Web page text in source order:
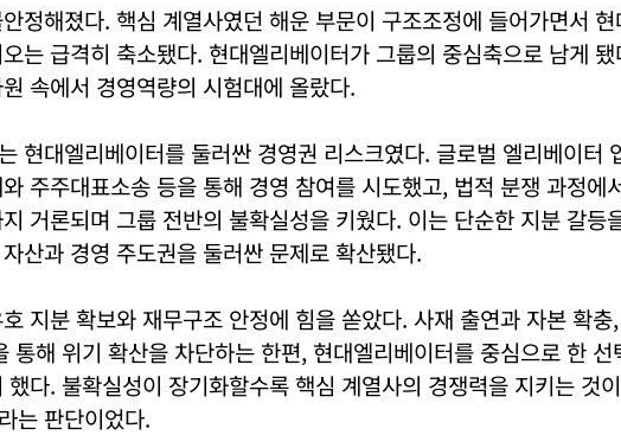
정해졌다. 핵심 계열사였던 해운 부문이 구조조정에 들어가면서
는 급격히 축소됐다. 현대엘리베이터가 그룹의 중심축으로 남게 됐
속에서 경영역량의 시험대에 올랐다.
현대엘리베이터를 둘러싼 경영권 리스크였다. 글로벌 엘리베이터
주주대표소송 등을 통해 경영 참여를 시도했고, 법적 분쟁 과정에
거론되며 그룹 전반의 불확실성을 키웠다. 이는 단순한 지분 갈등
산과 경영 주도권을 둘러싼 문제로 확산됐다.
지분 확보와 재무구조 안정에 힘을 쏟았다. 사재 출연과 자본 확충
통해 위기 확산을 차단하는 한편, 현대엘리베이터를 중심으로 한 선
했다. 불확실성이 장기화할수록 핵심 계열사의 경쟁력을 지키는 것
는 판단이었다.